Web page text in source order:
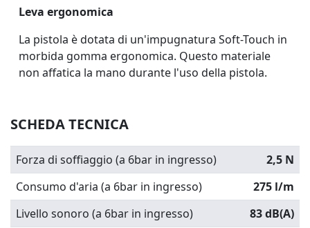
Leva ergonomica
La pistola è dotata di un'impugnatura Soft-Touch in
morbida gomma ergonomica. Questo materiale
non affatica la mano durante l'uso della pistola.
SCHEDA TECNICA
Forza di soffiaggio (a 6bar in ingresso)
2,5 N
Consumo d'aria (a 6bar in ingresso)
275 l/m
Livello sonoro (a 6bar in ingresso)
83 dB(A)